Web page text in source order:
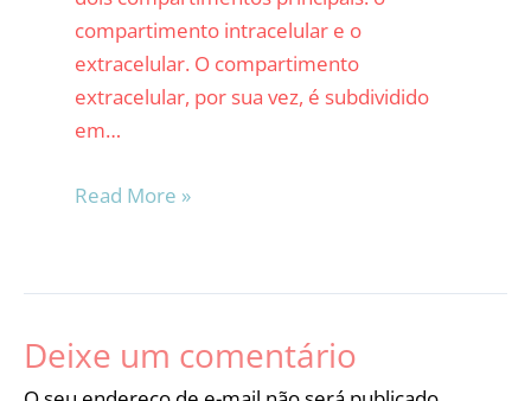
compartimento intracelular e o
extracelular. O compartimento
extracelular, por sua vez, é subdividido
em…
Read More »
Deixe um comentário